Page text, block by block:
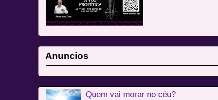
Anuncios
Quem vai morar no céu?